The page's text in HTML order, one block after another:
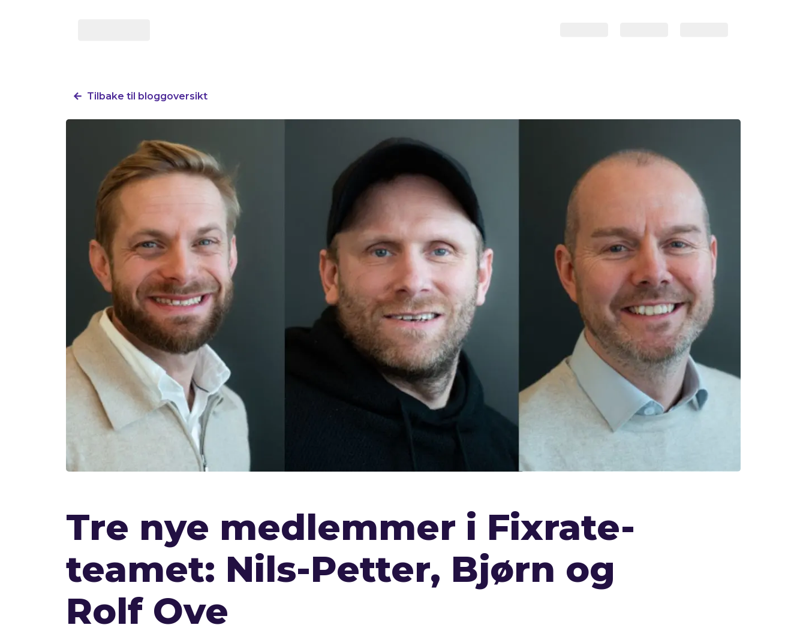
Tilbake til bloggoversikt
Tre nye medlemmer i Fixrate-
teamet: Nils-Petter, Bjørn og
Rolf Ove